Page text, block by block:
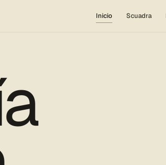
Inicio Scuadra